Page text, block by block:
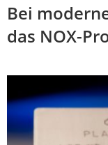
Bei
das NOX-